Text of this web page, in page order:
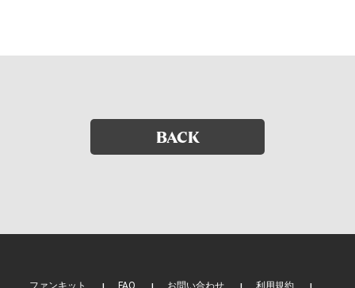
BACK
ファンキット FAQ お問い合わせ 利用規約